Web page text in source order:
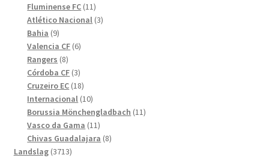
Fluminense FC 1111
produkter
Atlético Nacional 33
Bahia 99
produkter
Valencia CF 66
Rangers 88
produkter
Córdoba CF 33
produkter
Cruzeiro EC 1818
produkter
Internacional 1010
produkter
Borussia Mönchengladbach 1111
Vasco da Gama 1111
produkter
Chivas Guadalajara 88
Landslag 37133713